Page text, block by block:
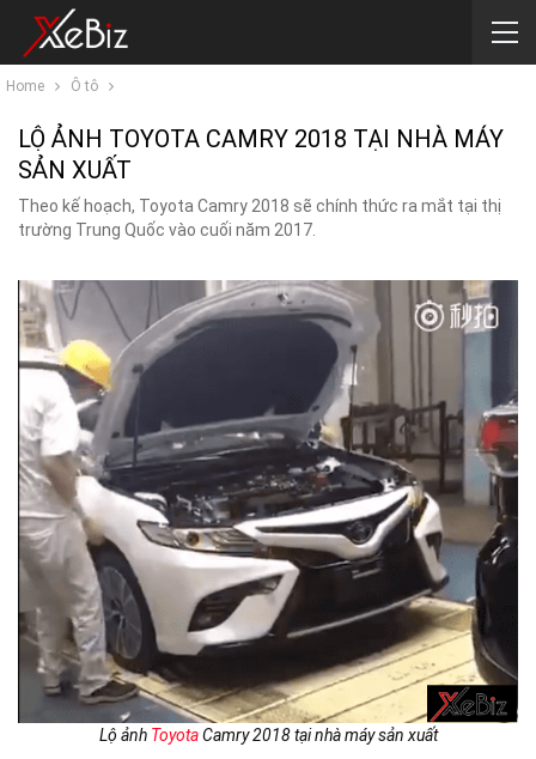
Home Ô tô
LỘ ẢNH TOYOTA CAMRY 2018 TẠI NHÀ MÁY
SẢN XUẤT
Theo kế hoạch, Toyota Camry 2018 sẽ chính thức ra mắt tại thị
trường Trung Quốc vào cuối năm 2017.
Lộ ảnh ToyotaCamry 2018 tại nhà máy sản xuất